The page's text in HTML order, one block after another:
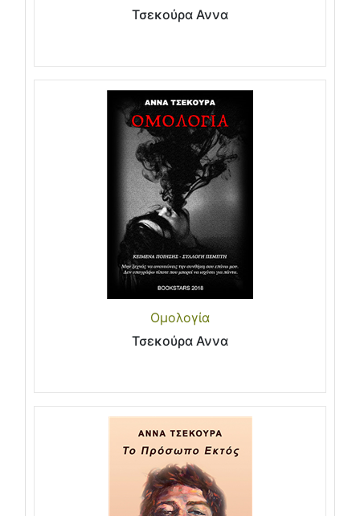
Τσεκούρα Αννα
Ομολογία
Τσεκούρα Αννα